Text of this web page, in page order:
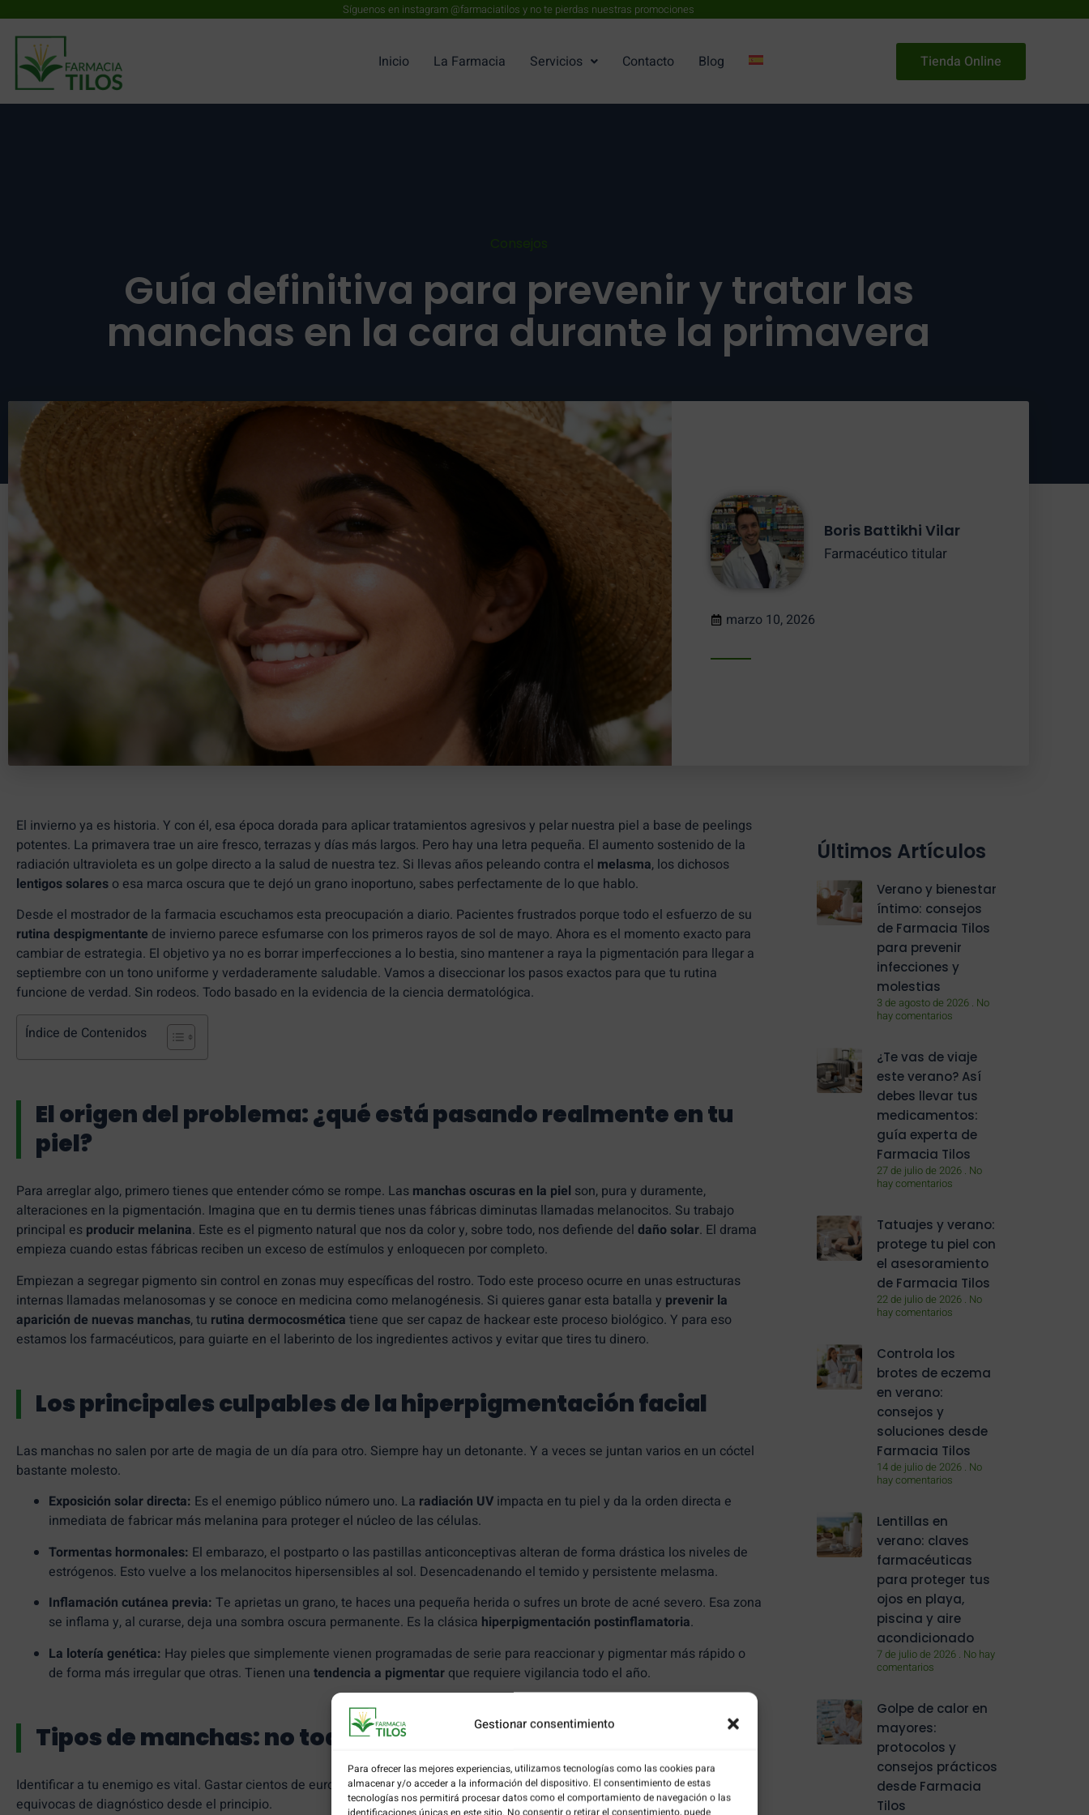
Gestionar consentimiento
Para ofrecer las mejores experiencias, utilizamos tecnologías como las cookies para
almacenar y/o acceder a la información del dispositivo. El consentimiento de estas
tecnologías nos permitirá procesar datos como el comportamiento de navegación o las
Síguenos en instagram @farmaciatilos y no te pierdas nuestras promociones
Inicio La Farmacia Servicios Contacto Blog Tienda Online
Consejos
Guía definitiva para prevenir y tratar las
manchas en la cara durante la primavera
Boris Battikhi Vilar
Farmacéutico titular
marzo 10, 2026
El invierno ya es historia. Y con él, esa época dorada para aplicar tratamientos agresivos y pelar nuestra piel a base de peelings
potentes. La primavera trae un aire fresco, terrazas y días más largos. Pero hay una letra pequeña. El aumento sostenido de la
radiación ultravioleta es un golpe directo a la salud de nuestra tez. Si llevas años peleando contra el melasma, los dichosos
lentigos solares o esa marca oscura que te dejó un grano inoportuno, sabes perfectamente de lo que hablo.
Desde el mostrador de la farmacia escuchamos esta preocupación a diario. Pacientes frustrados porque todo el esfuerzo de su
rutina despigmentante de invierno parece esfumarse con los primeros rayos de sol de mayo. Ahora es el momento exacto para
cambiar de estrategia. El objetivo ya no es borrar imperfecciones a lo bestia, sino mantener a raya la pigmentación para llegar a
septiembre con un tono uniforme y verdaderamente saludable. Vamos a diseccionar los pasos exactos para que tu rutina
funcione de verdad. Sin rodeos. Todo basado en la evidencia de la ciencia dermatológica.
Índice de Contenidos
El origen del problema: ¿qué está pasando realmente en tu
piel?
Para arreglar algo, primero tienes que entender cómo se rompe. Las manchas oscuras en la piel son, pura y duramente,
alteraciones en la pigmentación. Imagina que en tu dermis tienes unas fábricas diminutas llamadas melanocitos. Su trabajo
principal es producir melanina. Este es el pigmento natural que nos da color y, sobre todo, nos defiende del daño solar. El drama
empieza cuando estas fábricas reciben un exceso de estímulos y enloquecen por completo.
Empiezan a segregar pigmento sin control en zonas muy específicas del rostro. Todo este proceso ocurre en unas estructuras
internas llamadas melanosomas y se conoce en medicina como melanogénesis. Si quieres ganar esta batalla y prevenir la
aparición de nuevas manchas, tu rutina dermocosmética tiene que ser capaz de hackear este proceso biológico. Y para eso
estamos los farmacéuticos, para guiarte en el laberinto de los ingredientes activos y evitar que tires tu dinero.
Los principales culpables de la hiperpigmentación facial
Las manchas no salen por arte de magia de un día para otro. Siempre hay un detonante. Y a veces se juntan varios en un cóctel
bastante molesto.
Exposición solar directa: Es el enemigo público número uno. La radiación UV impacta en tu piel y da la orden directa e
inmediata de fabricar más melanina para proteger el núcleo de las células.
Tormentas hormonales: El embarazo, el postparto o las pastillas anticonceptivas alteran de forma drástica los niveles de
estrógenos. Esto vuelve a los melanocitos hipersensibles al sol. Desencadenando el temido y persistente melasma.
Inflamación cutánea previa: Te aprietas un grano, te haces una pequeña herida o sufres un brote de acné severo. Esa zona
se inflama y, al curarse, deja una sombra oscura permanente. Es la clásica hiperpigmentación postinflamatoria.
La lotería genética: Hay pieles que simplemente vienen programadas de serie para reaccionar y pigmentar más rápido o
de forma más irregular que otras. Tienen una tendencia a pigmentar que requiere vigilancia todo el año.
Tipos de manchas: no todas se tratan igual
Identificar a tu enemigo es vital. Gastar cientos de euros en cosmética de alta gama no sirve absolutamente de nada si te
equivocas de diagnóstico desde el principio.
Últimos Artículos
Verano y bienestar
íntimo: consejos
de Farmacia Tilos
para prevenir
infecciones y
molestias
3 de agosto de 2026 No
hay comentarios
¿Te vas de viaje
este verano? Así
debes llevar tus
medicamentos:
guía experta de
Farmacia Tilos
27 de julio de 2026 No
hay comentarios
Tatuajes y verano:
protege tu piel con
el asesoramiento
de Farmacia Tilos
22 de julio de 2026 No
hay comentarios
Controla los
brotes de eczema
en verano:
consejos y
soluciones desde
Farmacia Tilos
14 de julio de 2026 No
hay comentarios
Lentillas en
verano: claves
farmacéuticas
para proteger tus
ojos en playa,
piscina y aire
acondicionado
7 de julio de 2026 No hay
comentarios
Golpe de calor en
mayores:
protocolos y
consejos prácticos
desde Farmacia
Tilos